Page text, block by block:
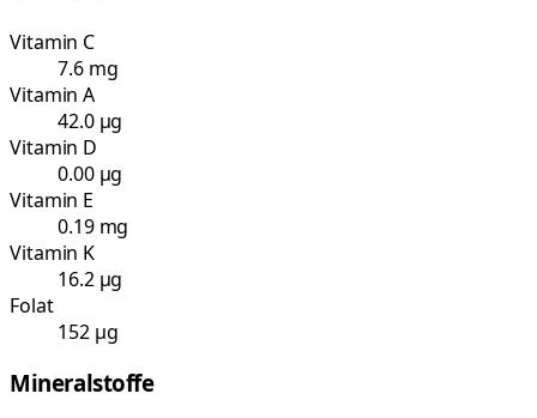
Vitamin C
7.6 mg
Vitamin A
42.0 µg
Vitamin D
0.00 µg
Vitamin E
0.19 mg
Vitamin K
16.2 µg
Folat
152 µg
Mineralstoffe